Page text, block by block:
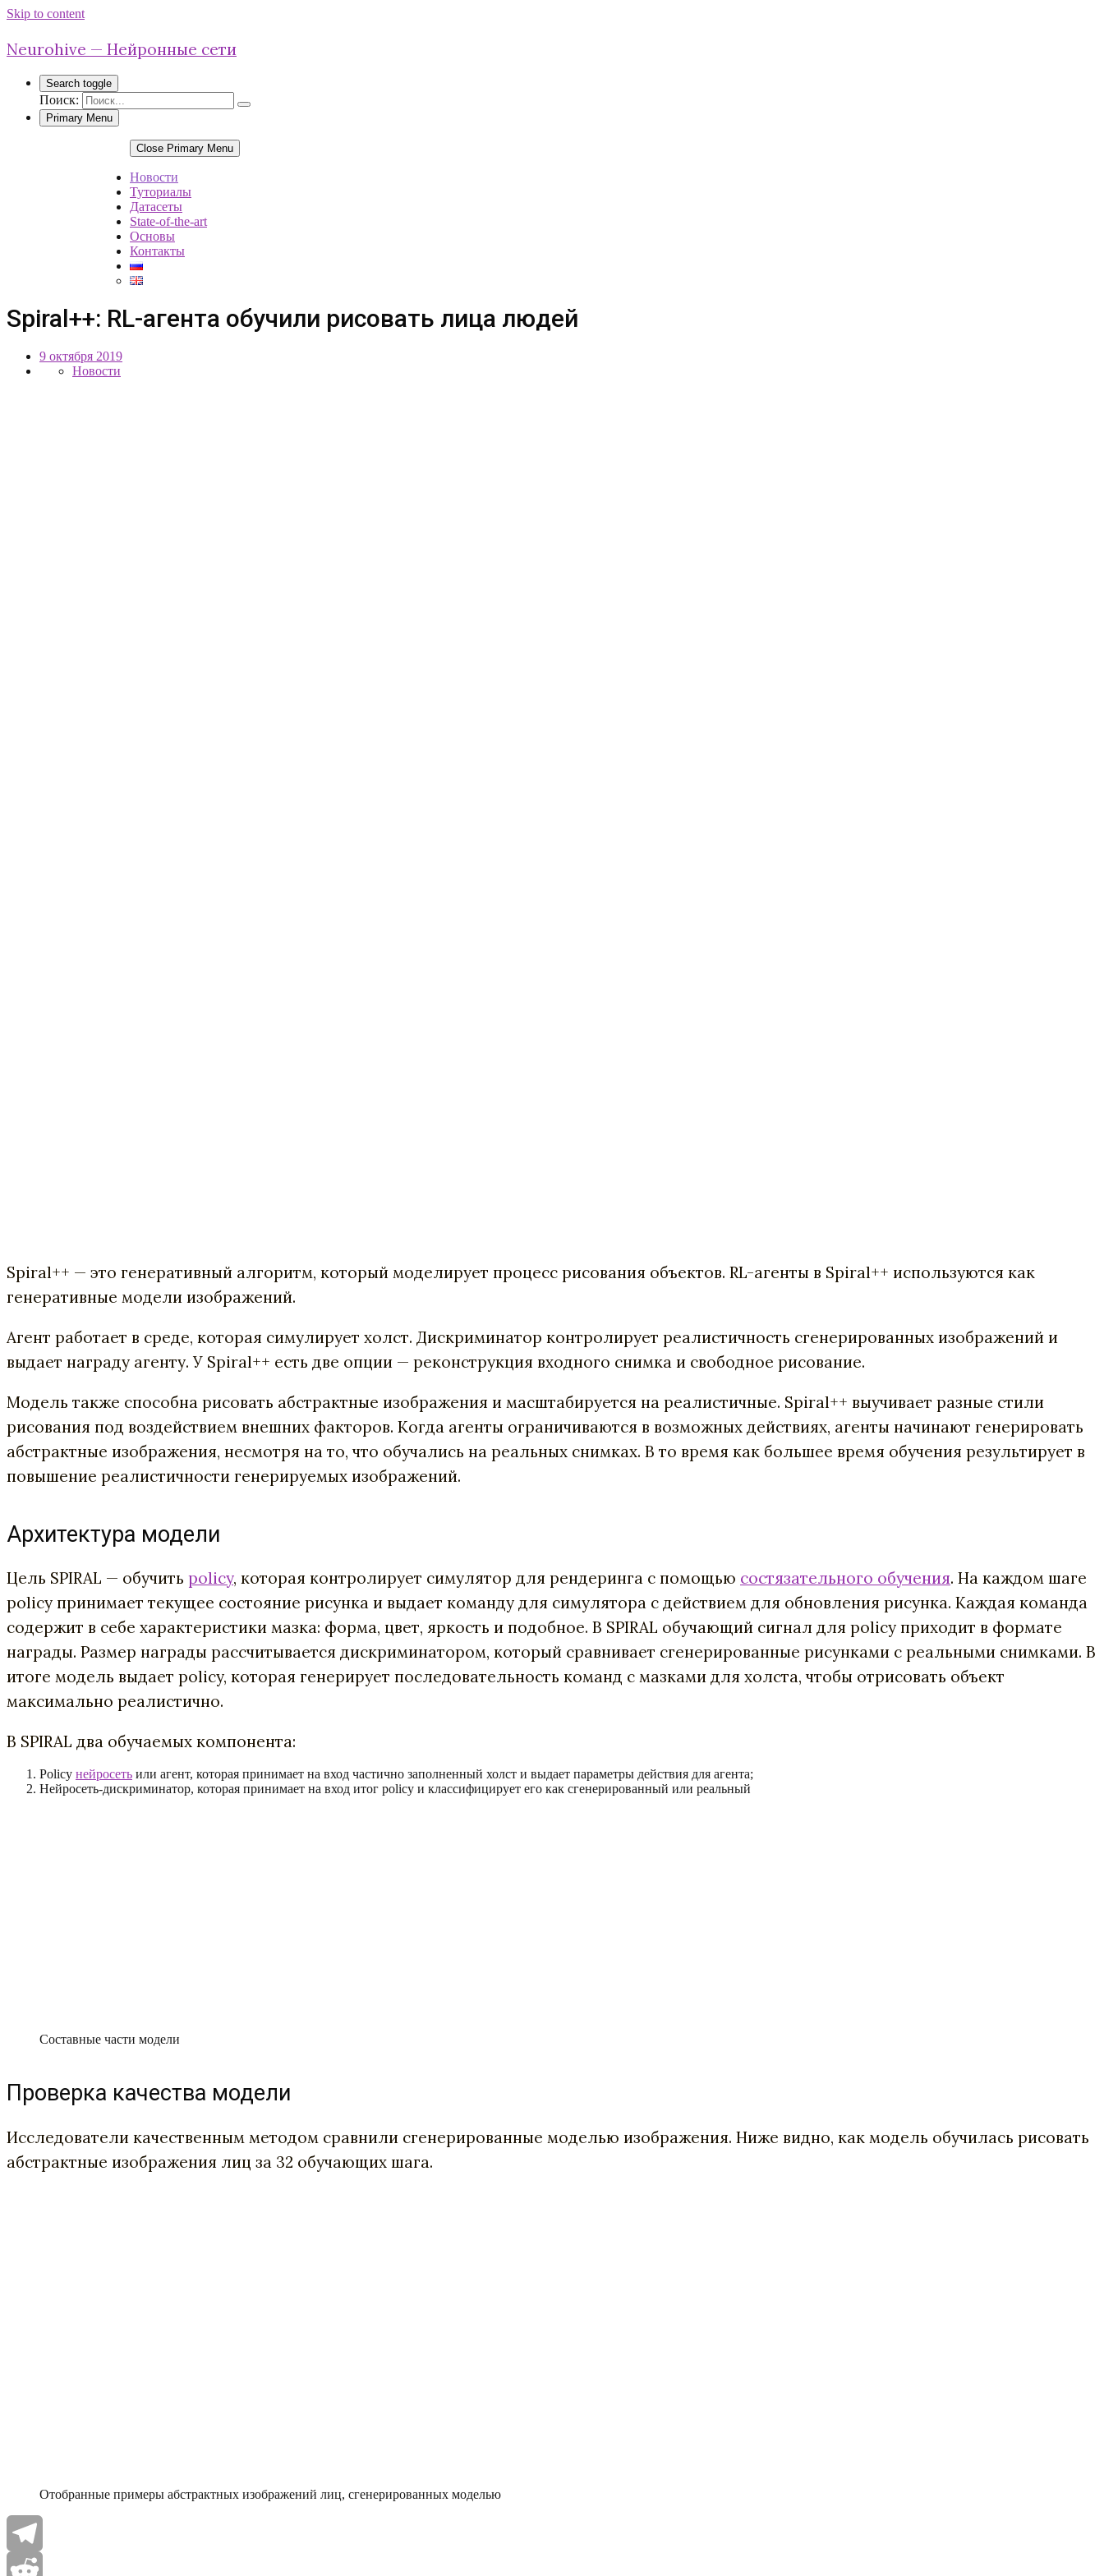
Skip to content
Neurohive — Нейронные сети
Search toggle
Поиск:
Primary Menu
Close Primary Menu
Новости
Туториалы
Датасеты
State-of-the-art
Основы
Контакты
Spiral++: RL-агента обучили рисовать лица людей
9 октября 2019
Новости
Spiral++ — это генеративный алгоритм, который моделирует процесс рисования объектов. RL-агенты в Spiral++ используются как
генеративные модели изображений.
Агент работает в среде, которая симулирует холст. Дискриминатор контролирует реалистичность сгенерированных изображений и
выдает награду агенту. У Spiral++ есть две опции — реконструкция входного снимка и свободное рисование.
Модель также способна рисовать абстрактные изображения и масштабируется на реалистичные. Spiral++ выучивает разные стили
рисования под воздействием внешних факторов. Когда агенты ограничиваются в возможных действиях, агенты начинают генерировать
абстрактные изображения, несмотря на то, что обучались на реальных снимках. В то время как большее время обучения результирует в
повышение реалистичности генерируемых изображений.
Архитектура модели
Цель SPIRAL — обучить policy, которая контролирует симулятор для рендеринга с помощью состязательного обучения. На каждом шаге
policy принимает текущее состояние рисунка и выдает команду для симулятора с действием для обновления рисунка. Каждая команда
содержит в себе характеристики мазка: форма, цвет, яркость и подобное. В SPIRAL обучающий сигнал для policy приходит в формате
награды. Размер награды рассчитывается дискриминатором, который сравнивает сгенерированные рисунками с реальными снимками. В
итоге модель выдает policy, которая генерирует последовательность команд с мазками для холста, чтобы отрисовать объект
максимально реалистично.
В SPIRAL два обучаемых компонента:
Policy нейросеть или агент, которая принимает на вход частично заполненный холст и выдает параметры действия для агента;
Нейросеть-дискриминатор, которая принимает на вход итог policy и классифицирует его как сгенерированный или реальный
Составные части модели
Проверка качества модели
Исследователи качественным методом сравнили сгенерированные моделью изображения. Ниже видно, как модель обучилась рисовать
абстрактные изображения лиц за 32 обучающих шага.
Отобранные примеры абстрактных изображений лиц, сгенерированных моделью
Telegram